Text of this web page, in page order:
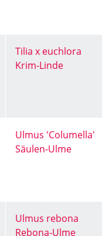
Tilia x euchlora
Krim-Linde
Ulmus 'Columella'
Säulen-Ulme
Ulmus rebona
Rebona-Ulme